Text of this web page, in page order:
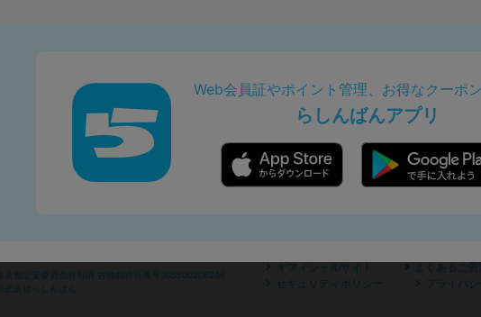
Web会員証やポイント管理、お得なクーポ
らしんばんアプリ
東京都公安委員会許可済 古物商許可番号305500206246
株式会社らしんばん
オフィシャルサイト よくあるご質
セキュリティポリシー
プライバ